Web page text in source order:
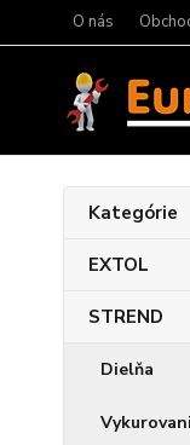
O nás
Kategórie
EXTOL
STREND
Dielňa